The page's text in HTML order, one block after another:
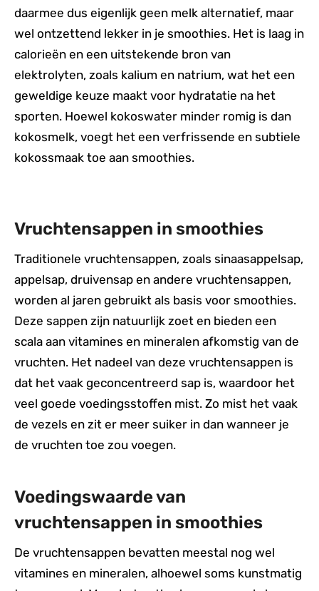
daarmee dus eigenlijk geen melk alternatief, maar
wel ontzettend lekker in je smoothies. Het is laag in
calorieën en een uitstekende bron van
elektrolyten, zoals kalium en natrium, wat het een
geweldige keuze maakt voor hydratatie na het
sporten. Hoewel kokoswater minder romig is dan
kokosmelk, voegt het een verfrissende en subtiele
kokossmaak toe aan smoothies.
Vruchtensappen in smoothies
Traditionele vruchtensappen, zoals sinaasappelsap,
appelsap, druivensap en andere vruchtensappen,
worden al jaren gebruikt als basis voor smoothies.
Deze sappen zijn natuurlijk zoet en bieden een
scala aan vitamines en mineralen afkomstig van de
vruchten. Het nadeel van deze vruchtensappen is
dat het vaak geconcentreerd sap is, waardoor het
veel goede voedingsstoffen mist. Zo mist het vaak
de vezels en zit er meer suiker in dan wanneer je
de vruchten toe zou voegen.
Voedingswaarde van
vruchtensappen in smoothies
De vruchtensappen bevatten meestal nog wel
vitamines en mineralen, alhoewel soms kunstmatig